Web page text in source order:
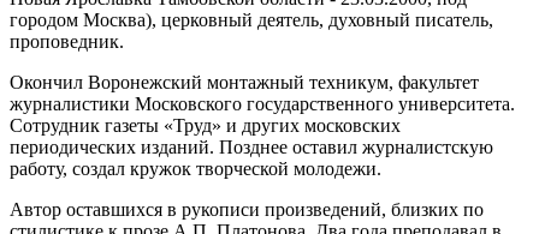
городом Москва), церковный деятель, духовный писатель,
проповедник.
Окончил Воронежский монтажный техникум, факультет
журналистики Московского государственного университета.
Сотрудник газеты «Труд» и других московских
периодических изданий. Позднее оставил журналистскую
работу, создал кружок творческой молодежи.
Автор оставшихся в рукописи произведений, близких по